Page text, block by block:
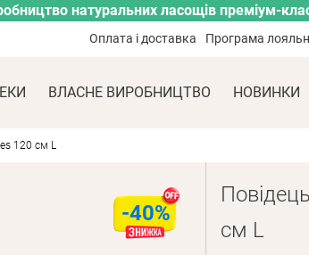
натуральних ласощів преміум-
Оплата і доставка Програма
ВЛАСНЕ ВИРОБНИЦТВО НОВИНКИ
120 см L
-40%
см L